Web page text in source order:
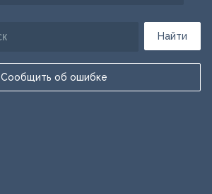
Найти
Сообщить об ошибке